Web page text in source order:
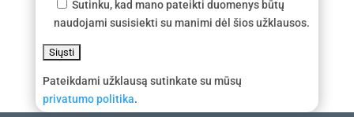
Sutinku, kad mano pateikti duomenys būtų
naudojami susisiekti su manimi dėl šios užklausos.
Pateikdami užklausą sutinkate su mūsų
privatumo politika.